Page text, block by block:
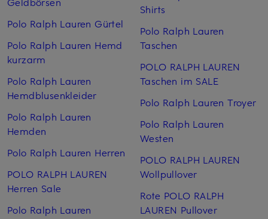
Polo Ralph Lauren Gürtel
Polo Ralph Lauren Hemd
kurzarm
Polo Ralph Lauren
Hemdblusenkleider
Polo Ralph Lauren
Hemden
Polo Ralph Lauren Herren
POLO RALPH LAUREN
Herren Sale
Polo Ralph Lauren
Shirts
Polo Ralph Lauren
Taschen
POLO RALPH LAUREN
Taschen im SALE
Polo Ralph Lauren Troyer
Polo Ralph Lauren
Westen
POLO RALPH LAUREN
Wollpullover
Rote POLO RALPH
LAUREN Pullover